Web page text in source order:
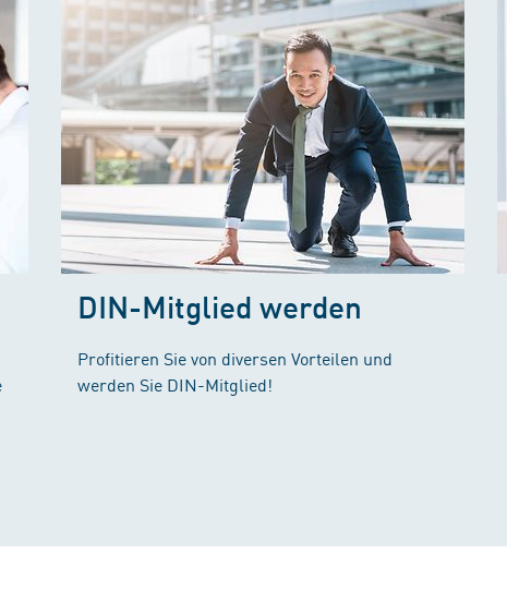
DIN-Mitglied werden
Profitieren Sie von diversen Vorteilen und
werden Sie DIN-Mitglied!